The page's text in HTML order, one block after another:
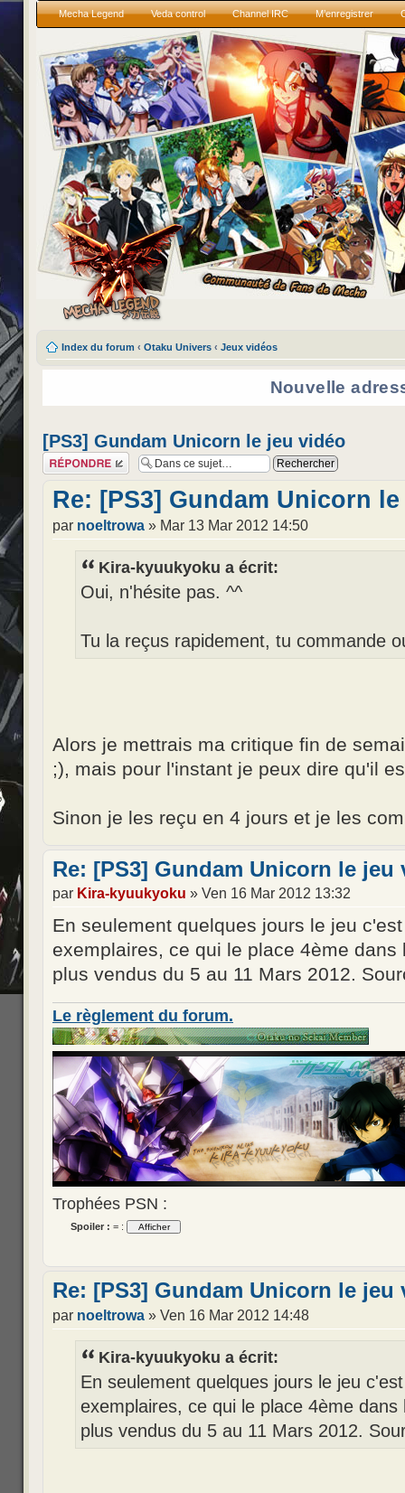
Mecha Legend Veda control Channel IRC M’enregistrer
Index du forum ‹ Otaku Univers ‹ Jeux vidéos
Nouvelle
[PS3] Gundam Unicorn le jeu vidéo
Répondre
Re: [PS3] Gundam Unicorn
par noeltrowa » Mar 13 Mar 2012 14:50
Kira-kyuukyoku a écrit:
Oui, n'hésite pas. ^^
Tu la reçus rapidement, tu commande
Alors je mettrais ma critique fin de
;), mais pour l'instant je peux dire qu'il
Sinon je les reçu en 4 jours et je les
Re: [PS3] Gundam Unicorn le jeu
par Kira-kyuukyoku » Ven 16 Mar 2012 13:32
En seulement quelques jours le jeu
exemplaires, ce qui le place 4ème
plus vendus du 5 au 11 Mars 2012.
Le règlement du forum.
Trophées PSN :
Spoiler : = :
Re: [PS3] Gundam Unicorn le jeu
par noeltrowa » Ven 16 Mar 2012 14:48
Kira-kyuukyoku a écrit:
En seulement quelques jours le jeu
exemplaires, ce qui le place 4ème
plus vendus du 5 au 11 Mars 2012.